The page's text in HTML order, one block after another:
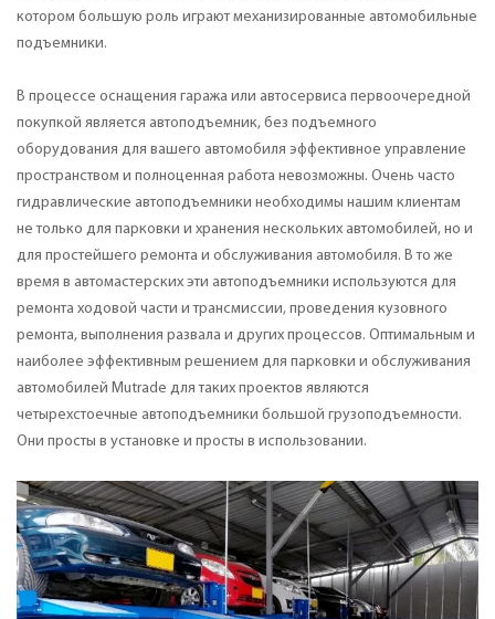
котором большую роль играют механизированные автомобильные
подъемники.
В процессе оснащения гаража или автосервиса первоочередной
покупкой является автоподъемник, без подъемного
оборудования для вашего автомобиля эффективное управление
пространством и полноценная работа невозможны. Очень часто
гидравлические автоподъемники необходимы нашим клиентам
не только для парковки и хранения нескольких автомобилей, но и
для простейшего ремонта и обслуживания автомобиля. В то же
время в автомастерских эти автоподъемники используются для
ремонта ходовой части и трансмиссии, проведения кузовного
ремонта, выполнения развала и других процессов. Оптимальным и
наиболее эффективным решением для парковки и обслуживания
автомобилей Mutrade для таких проектов являются
четырехстоечные автоподъемники большой грузоподъемности.
Они просты в установке и просты в использовании.